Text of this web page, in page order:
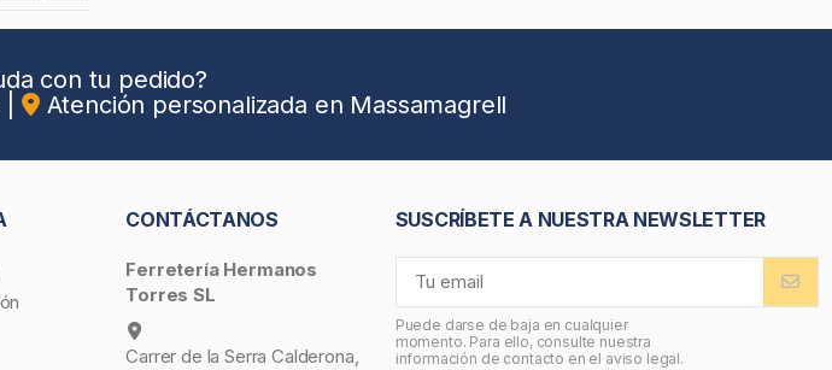
con tu pedido?
Atención personalizada en Massamagrell
CONTÁCTANOS
Ferretería Hermanos
Torres SL
Carrer de la Serra Calderona,
SUSCRÍBETE A NUESTRA NEWSLETTER
Puede darse de baja en cualquier
momento. Para ello, consulte nuestra
información de contacto en el aviso legal.